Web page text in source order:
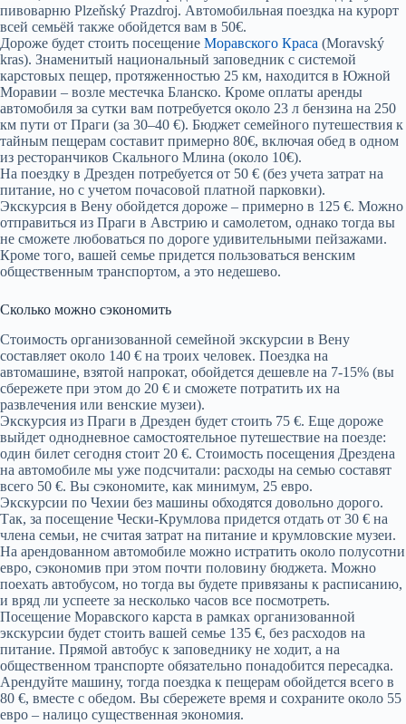
пивоварню Plzeňský Prazdroj. Автомобильная поездка на курорт
всей семьёй также обойдется вам в 50€.
Дороже будет стоить посещение Моравского Краса (Moravský
kras). Знаменитый национальный заповедник с системой
карстовых пещер, протяженностью 25 км, находится в Южной
Моравии – возле местечка Бланско. Кроме оплаты аренды
автомобиля за сутки вам потребуется около 23 л бензина на 250
км пути от Праги (за 30–40 €). Бюджет семейного путешествия к
тайным пещерам составит примерно 80€, включая обед в одном
из ресторанчиков Скального Млина (около 10€).
На поездку в Дрезден потребуется от 50 € (без учета затрат на
питание, но с учетом почасовой платной парковки).
Экскурсия в Вену обойдется дороже – примерно в 125 €. Можно
отправиться из Праги в Австрию и самолетом, однако тогда вы
не сможете любоваться по дороге удивительными пейзажами.
Кроме того, вашей семье придется пользоваться венским
общественным транспортом, а это недешево.
Сколько можно сэкономить
Стоимость организованной семейной экскурсии в Вену
составляет около 140 € на троих человек. Поездка на
автомашине, взятой напрокат, обойдется дешевле на 7-15% (вы
сбережете при этом до 20 € и сможете потратить их на
развлечения или венские музеи).
Экскурсия из Праги в Дрезден будет стоить 75 €. Еще дороже
выйдет однодневное самостоятельное путешествие на поезде:
один билет сегодня стоит 20 €. Стоимость посещения Дрездена
на автомобиле мы уже подсчитали: расходы на семью составят
всего 50 €. Вы сэкономите, как минимум, 25 евро.
Экскурсии по Чехии без машины обходятся довольно дорого.
Так, за посещение Чески-Крумлова придется отдать от 30 € на
члена семьи, не считая затрат на питание и крумловские музеи.
На арендованном автомобиле можно истратить около полусотни
евро, сэкономив при этом почти половину бюджета. Можно
поехать автобусом, но тогда вы будете привязаны к расписанию,
и вряд ли успеете за несколько часов все посмотреть.
Посещение Моравского карста в рамках организованной
экскурсии будет стоить вашей семье 135 €, без расходов на
питание. Прямой автобус к заповеднику не ходит, а на
общественном транспорте обязательно понадобится пересадка.
Арендуйте машину, тогда поездка к пещерам обойдется всего в
80 €, вместе с обедом. Вы сбережете время и сохраните около 55
евро – налицо существенная экономия.